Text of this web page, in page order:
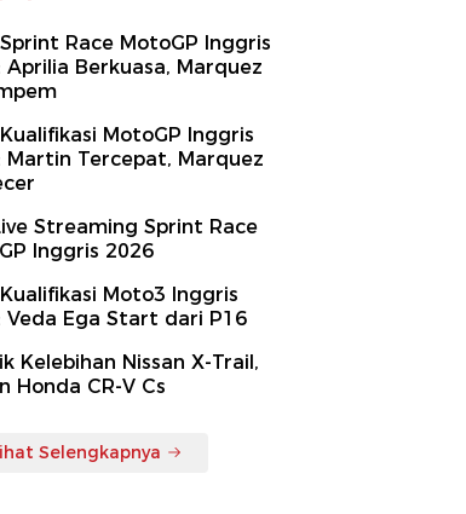
Race MotoGP Inggris
Aprilia Berkuasa, Marquez
MotoGP Inggris
Martin Tercepat, Marquez
Streaming Sprint Race
Inggris 2026
Moto3 Inggris
Veda Ega Start dari P16
Kelebihan Nissan X-Trail,
Honda CR-V Cs
Selengkapnya